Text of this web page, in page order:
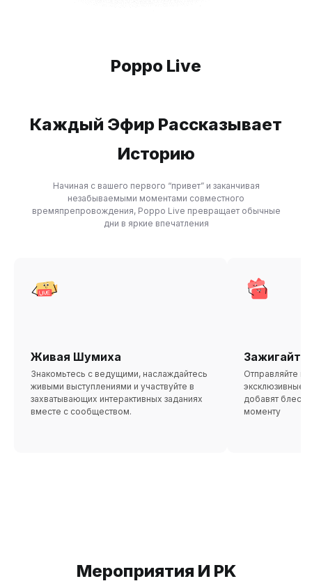
Poppo Live
Каждый Эфир Рассказывает
Историю
Начиная с вашего первого “привет” и заканчивая
незабываемыми моментами совместного
времяпрепровождения, Poppo Live превращает обычные
дни в яркие впечатления
Живая Шумиха
Знакомьтесь с ведущими, наслаждайтесь
живыми выступлениями и участвуйте в
захватывающих интерактивных заданиях
вместе с сообществом.
Зажигайте
Отправляйте и
эксклюзивные
добавят
моменту
Мероприятия И PK